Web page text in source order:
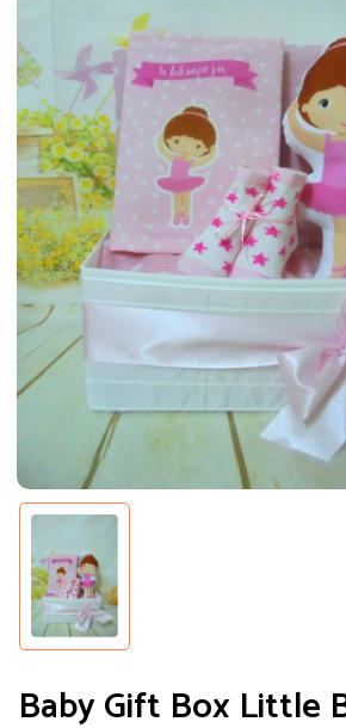
Baby Gift Box Little